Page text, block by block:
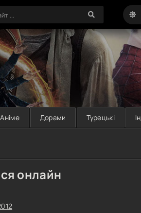
Аніме Дорами Турецькі
онлайн